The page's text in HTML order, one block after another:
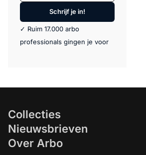
Schrijf je in!
✓ Ruim 17.000 arbo
professionals gingen je voor
Collecties
Nieuwsbrieven
Over Arbo